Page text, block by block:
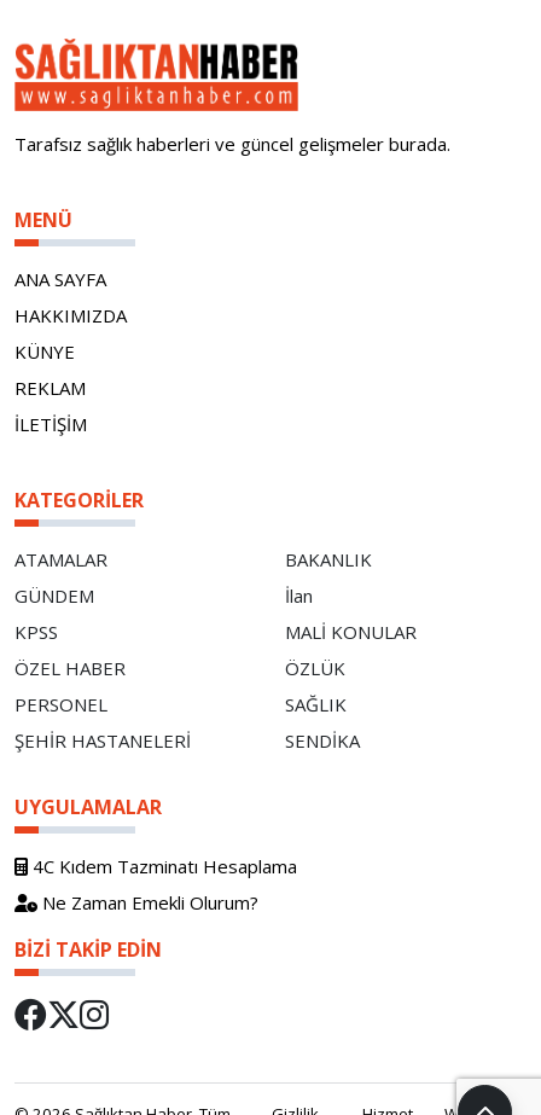
Tarafsız sağlık haberleri ve güncel gelişmeler burada.
MENÜ
ANA SAYFA
HAKKIMIZDA
KÜNYE
REKLAM
İLETİŞİM
KATEGORILER
ATAMALAR
BAKANLIK
GÜNDEM
İlan
KPSS
MALİ KONULAR
ÖZEL HABER
ÖZLÜK
PERSONEL
SAĞLIK
ŞEHİR HASTANELERİ
SENDİKA
UYGULAMALAR
4C Kıdem Tazminatı Hesaplama
Ne Zaman Emekli Olurum?
BIZI TAKIP EDIN